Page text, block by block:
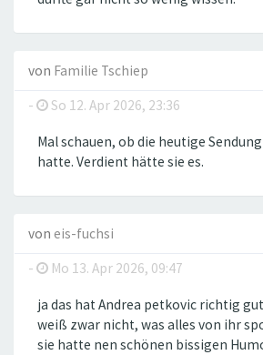
von Familie Tschiep
-
So 12. Apr 2026, 23:36
Mal schauen, ob die heutige
hatte. Verdient hätte sie es.
von eis-fuchsi
-
Mo 13. Apr 2026, 09:47
ja das hat Andrea petkovic richtig
weiß zwar nicht, was alles von ihr
sie hatte nen schönen bissigen